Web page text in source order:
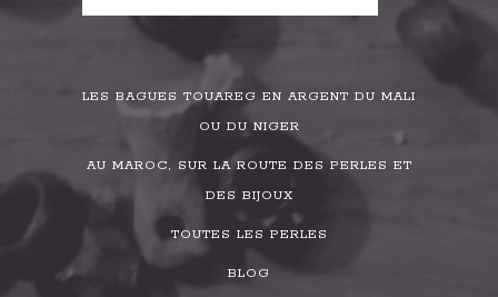
LES BAGUES TOUAREG EN ARGENT DU MALI
OU DU NIGER
AU MAROC, SUR LA ROUTE DES PERLES ET
DES BIJOUX
TOUTES LES PERLES
BLOG